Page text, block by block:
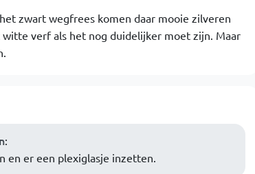
zwart wegfrees komen daar mooie zilveren
verf als het nog duidelijker moet zijn. Maar
:
en er een plexiglasje inzetten.